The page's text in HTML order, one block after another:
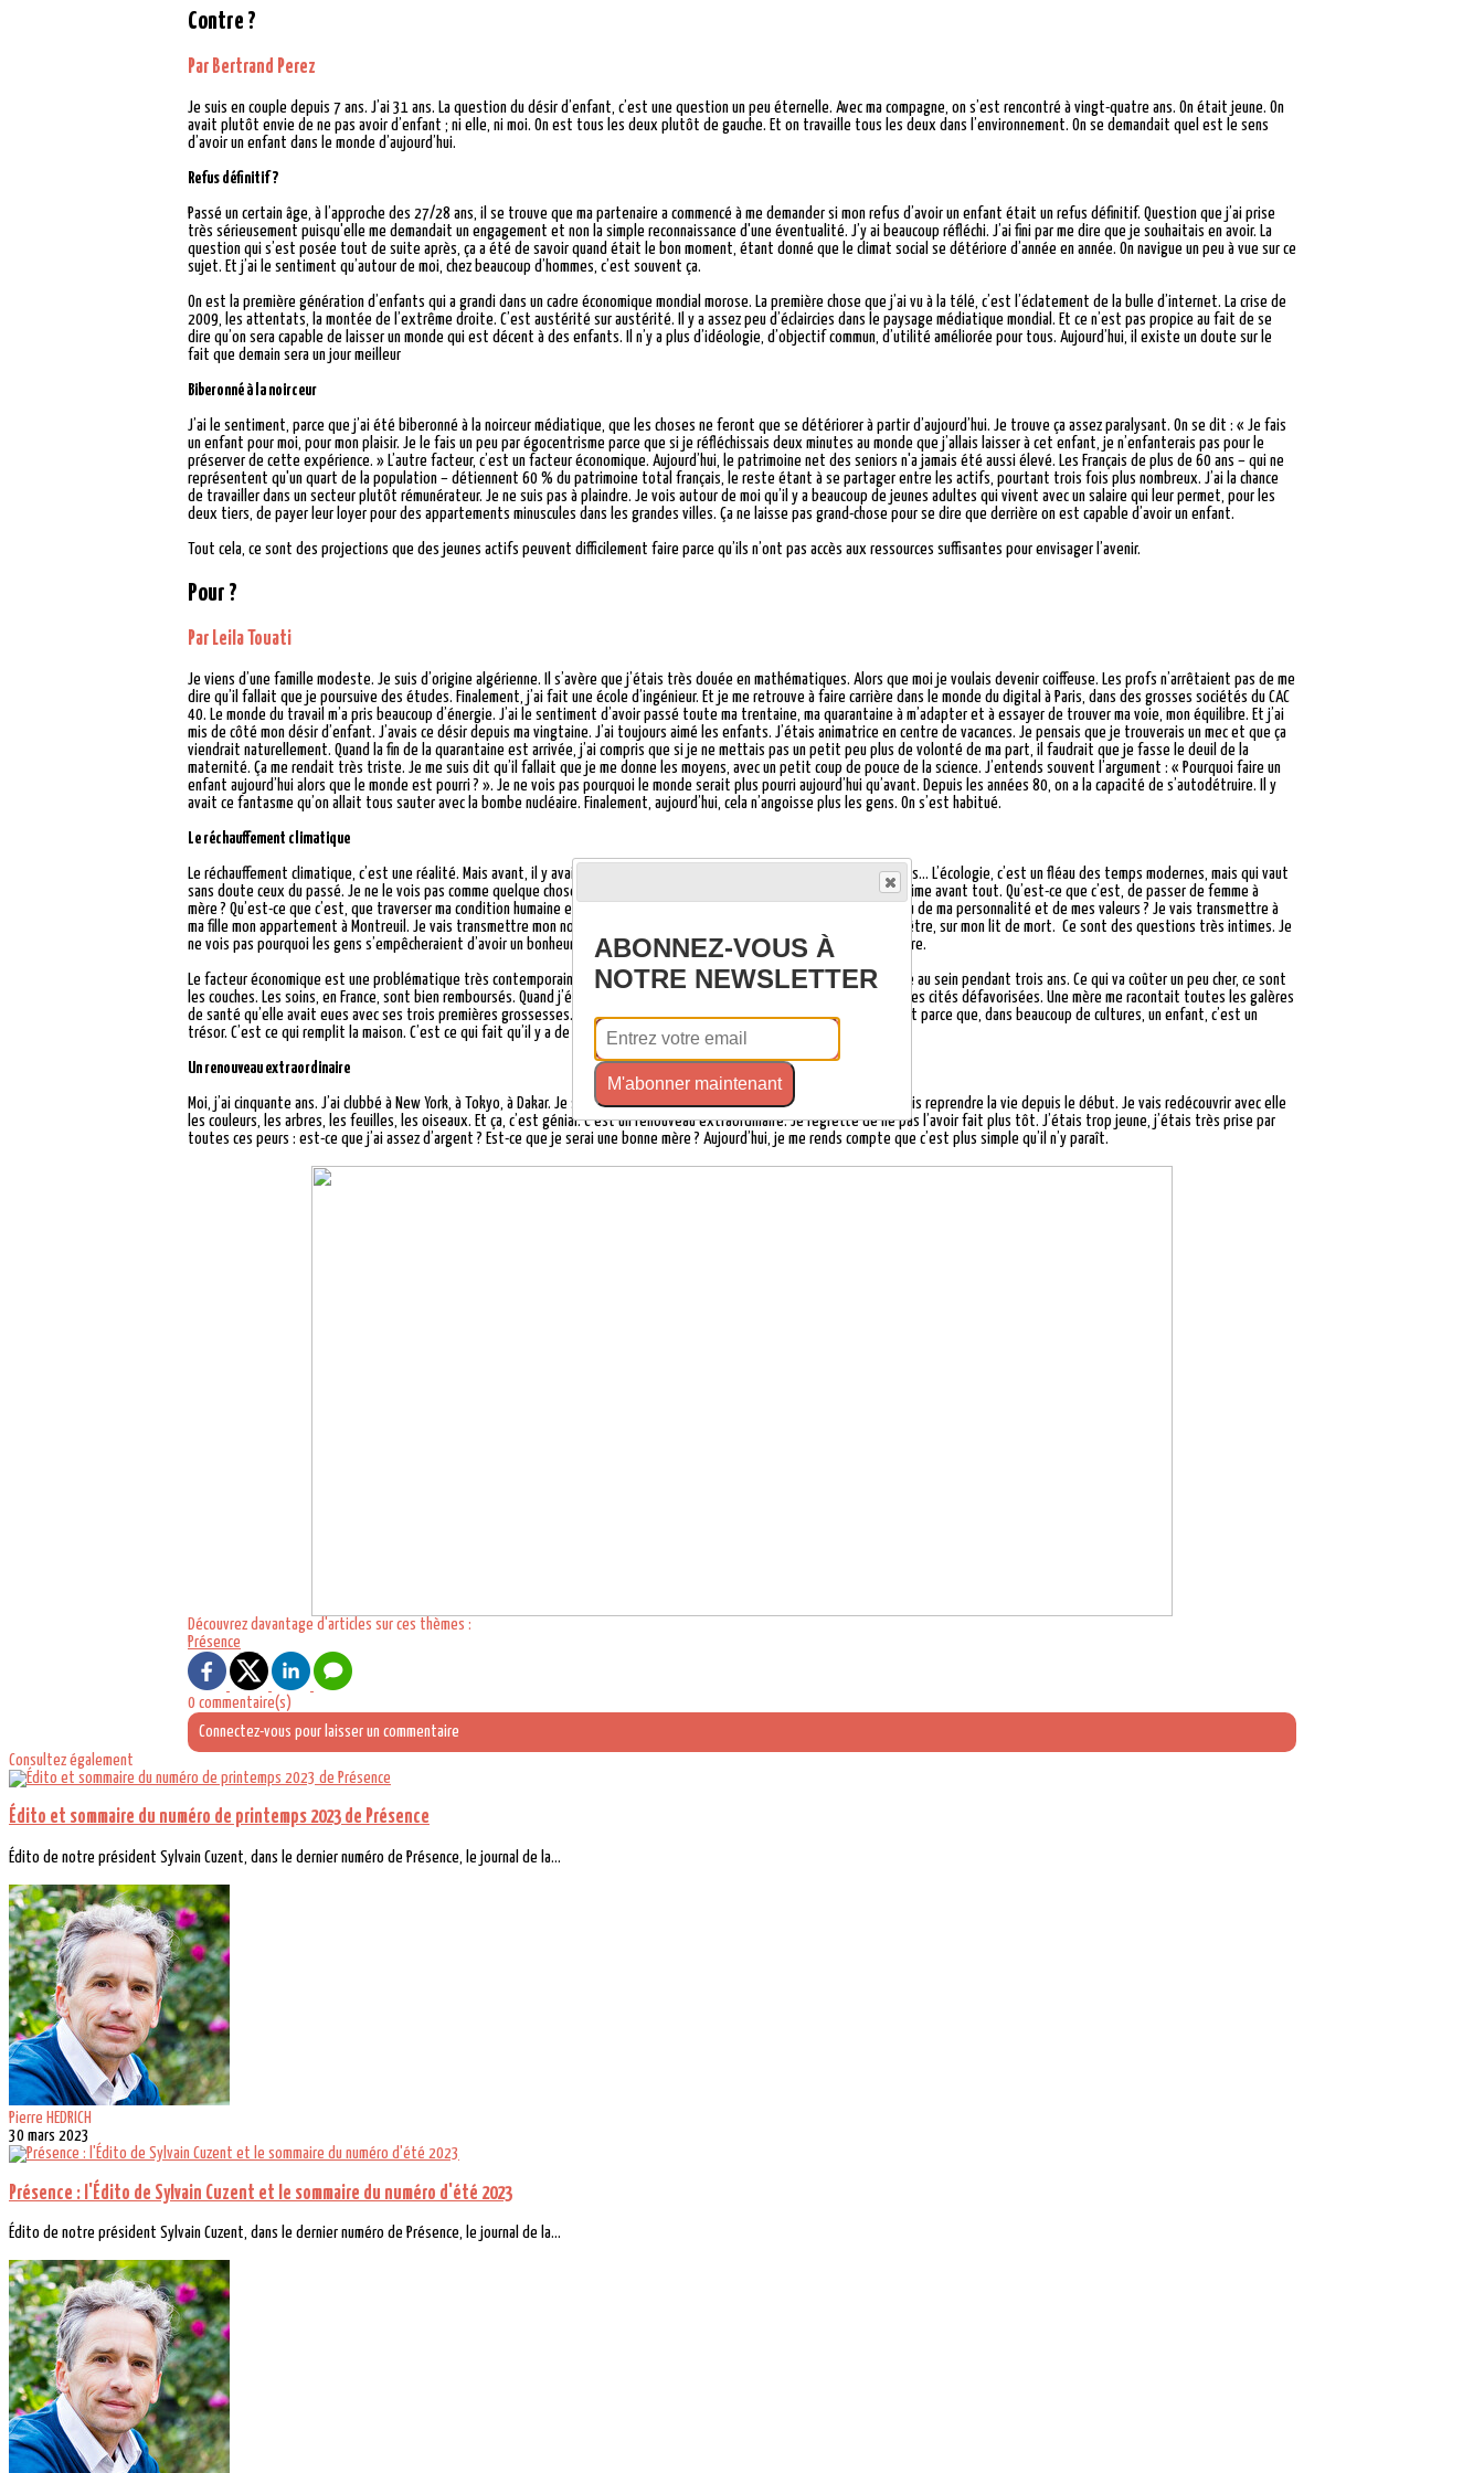
Contre ?
Par Bertrand Perez
Je suis en couple depuis 7 ans. J’ai 31 ans. La question du désir d’enfant, c’est une question un peu éternelle. Avec ma compagne, on s’est rencontré à vingt-quatre ans. On était jeune. On
avait plutôt envie de ne pas avoir d’enfant ; ni elle, ni moi. On est tous les deux plutôt de gauche. Et on travaille tous les deux dans l’environnement. On se demandait quel est le sens
d’avoir un enfant dans le monde d’aujourd’hui.
Refus définitif ?
Passé un certain âge, à l’approche des 27/28 ans, il se trouve que ma partenaire a commencé à me demander si mon refus d’avoir un enfant était un refus définitif. Question que j’ai prise
très sérieusement puisqu'elle me demandait un engagement et non la simple reconnaissance d'une éventualité. J’y ai beaucoup réfléchi. J’ai fini par me dire que je souhaitais en avoir. La
question qui s’est posée tout de suite après, ça a été de savoir quand était le bon moment, étant donné que le climat social se détériore d’année en année. On navigue un peu à vue sur ce
sujet. Et j’ai le sentiment qu’autour de moi, chez beaucoup d’hommes, c’est souvent ça.
On est la première génération d’enfants qui a grandi dans un cadre économique mondial morose. La première chose que j’ai vu à la télé, c’est l’éclatement de la bulle d’internet. La crise de
2009, les attentats, la montée de l’extrême droite. C’est austérité sur austérité. Il y a assez peu d’éclaircies dans le paysage médiatique mondial. Et ce n’est pas propice au fait de se
dire qu’on sera capable de laisser un monde qui est décent à des enfants. Il n’y a plus d’idéologie, d’objectif commun, d’utilité améliorée pour tous. Aujourd’hui, il existe un doute sur le
fait que demain sera un jour meilleur
Biberonné à la noirceur
J’ai le sentiment, parce que j’ai été biberonné à la noirceur médiatique, que les choses ne feront que se détériorer à partir d’aujourd’hui. Je trouve ça assez paralysant. On se dit : « Je fais
un enfant pour moi, pour mon plaisir. Je le fais un peu par égocentrisme parce que si je réfléchissais deux minutes au monde que j’allais laisser à cet enfant, je n’enfanterais pas pour le
préserver de cette expérience. » L’autre facteur, c’est un facteur économique. Aujourd’hui, le patrimoine net des seniors n'a jamais été aussi élevé. Les Français de plus de 60 ans – qui ne
représentent qu'un quart de la population – détiennent 60 % du patrimoine total français, le reste étant à se partager entre les actifs, pourtant trois fois plus nombreux. J’ai la chance
de travailler dans un secteur plutôt rémunérateur. Je ne suis pas à plaindre. Je vois autour de moi qu’il y a beaucoup de jeunes adultes qui vivent avec un salaire qui leur permet, pour les
deux tiers, de payer leur loyer pour des appartements minuscules dans les grandes villes. Ça ne laisse pas grand-chose pour se dire que derrière on est capable d’avoir un enfant.
Tout cela, ce sont des projections que des jeunes actifs peuvent difficilement faire parce qu’ils n’ont pas accès aux ressources suffisantes pour envisager l’avenir.
Pour ?
Par Leila Touati
Je viens d’une famille modeste. Je suis d’origine algérienne. Il s’avère que j’étais très douée en mathématiques. Alors que moi je voulais devenir coiffeuse. Les profs n’arrêtaient pas de me
dire qu’il fallait que je poursuive des études. Finalement, j’ai fait une école d’ingénieur. Et je me retrouve à faire carrière dans le monde du digital à Paris, dans des grosses sociétés du CAC
40. Le monde du travail m’a pris beaucoup d’énergie. J’ai le sentiment d’avoir passé toute ma trentaine, ma quarantaine à m’adapter et à essayer de trouver ma voie, mon équilibre. Et j’ai
mis de côté mon désir d’enfant. J’avais ce désir depuis ma vingtaine. J’ai toujours aimé les enfants. J’étais animatrice en centre de vacances. Je pensais que je trouverais un mec et que ça
viendrait naturellement. Quand la fin de la quarantaine est arrivée, j’ai compris que si je ne mettais pas un petit peu plus de volonté de ma part, il faudrait que je fasse le deuil de la
maternité. Ça me rendait très triste. Je me suis dit qu’il fallait que je me donne les moyens, avec un petit coup de pouce de la science. J’entends souvent l’argument : « Pourquoi faire un
enfant aujourd’hui alors que le monde est pourri ? ». Je ne vois pas pourquoi le monde serait plus pourri aujourd’hui qu’avant. Depuis les années 80, on a la capacité de s’autodétruire. Il y
avait ce fantasme qu’on allait tous sauter avec la bombe nucléaire. Finalement, aujourd’hui, cela n’angoisse plus les gens. On s’est habitué.
Le réchauffement climatique
Le réchauffement climatique, c’est une réalité. Mais avant, il y avait d’autres fléaux qu’on a combattus : la peste, les famines… L’écologie, c’est un fléau des temps modernes, mais qui vaut
sans doute ceux du passé. Je ne le vois pas comme quelque chose de pire. Pour moi, avoir un enfant, c’est une question intime avant tout. Qu’est-ce que c’est, de passer de femme à
mère ? Qu’est-ce que c’est, que traverser ma condition humaine en ayant mis au monde quelqu’un et d’avoir transmis un peu de ma personnalité et de mes valeurs ? Je vais transmettre à
ma fille mon appartement à Montreuil. Je vais transmettre mon nom. Et je vais avoir quelqu’un qui me tiendra la main, peut-être, sur mon lit de mort. Ce sont des questions très intimes. Je
ne vois pas pourquoi les gens s’empêcheraient d’avoir un bonheur familial au nom d’une cause qui est politique et extérieure.
Le facteur économique est une problématique très contemporaine. Un bébé, ça ne coûte pas cher. Tu peux nourrir ton bébé au sein pendant trois ans. Ce qui va coûter un peu cher, ce sont
les couches. Les soins, en France, sont bien remboursés. Quand j’étais à la maternité de Montreuil, je croisais des femmes des cités défavorisées. Une mère me racontait toutes les galères
de santé qu’elle avait eues avec ses trois premières grossesses. Et elle en voulait pourtant un quatrième. À mon avis, c’est parce que, dans beaucoup de cultures, un enfant, c’est un
trésor. C’est ce qui remplit la maison. C’est ce qui fait qu’il y a de la vie. C’est ce qui te fait redécouvrir le monde.
Un renouveau extraordinaire
Moi, j’ai cinquante ans. J’ai clubbé à New York, à Tokyo, à Dakar. Je suis une grosse fêtarde. Maintenant, grâce à ma fille, je vais reprendre la vie depuis le début. Je vais redécouvrir avec elle
les couleurs, les arbres, les feuilles, les oiseaux. Et ça, c’est génial. C’est un renouveau extraordinaire. Je regrette de ne pas l’avoir fait plus tôt. J’étais trop jeune, j’étais très prise par
toutes ces peurs : est-ce que j’ai assez d’argent ? Est-ce que je serai une bonne mère ? Aujourd’hui, je me rends compte que c’est plus simple qu’il n’y paraît.
Découvrez davantage d'articles sur ces thèmes :
Présence
0 commentaire(s)
Connectez-vous pour laisser un commentaire
Consultez également
Édito et sommaire du numéro de printemps 2023 de Présence
Édito de notre président Sylvain Cuzent, dans le dernier numéro de Présence, le journal de la...
Pierre HEDRICH
30 mars 2023
Présence : l'Édito de Sylvain Cuzent et le sommaire du numéro d'été 2023
Édito de notre président Sylvain Cuzent, dans le dernier numéro de Présence, le journal de la...
ABONNEZ-VOUS À
NOTRE NEWSLETTER
M'abonner maintenant